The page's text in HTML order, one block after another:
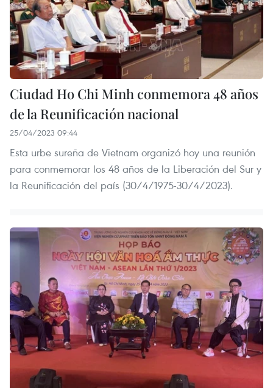
Ciudad Ho Chi Minh conmemora 48 años
de la Reunificación nacional
25/04/2023 09:44
Esta urbe sureña de Vietnam organizó hoy una reunión
para conmemorar los 48 años de la Liberación del Sur y
la Reunificación del país (30/4/1975-30/4/2023).